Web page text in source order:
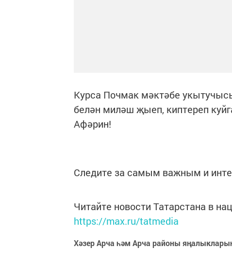
Курса Почмак мәктәбе
белән миләш җыеп, киптереп
Афәрин!
Следите за самым важным и
Читайте новости Татарстана в
https://max.ru/tatmedia
Хәзер Арча һәм Арча районы